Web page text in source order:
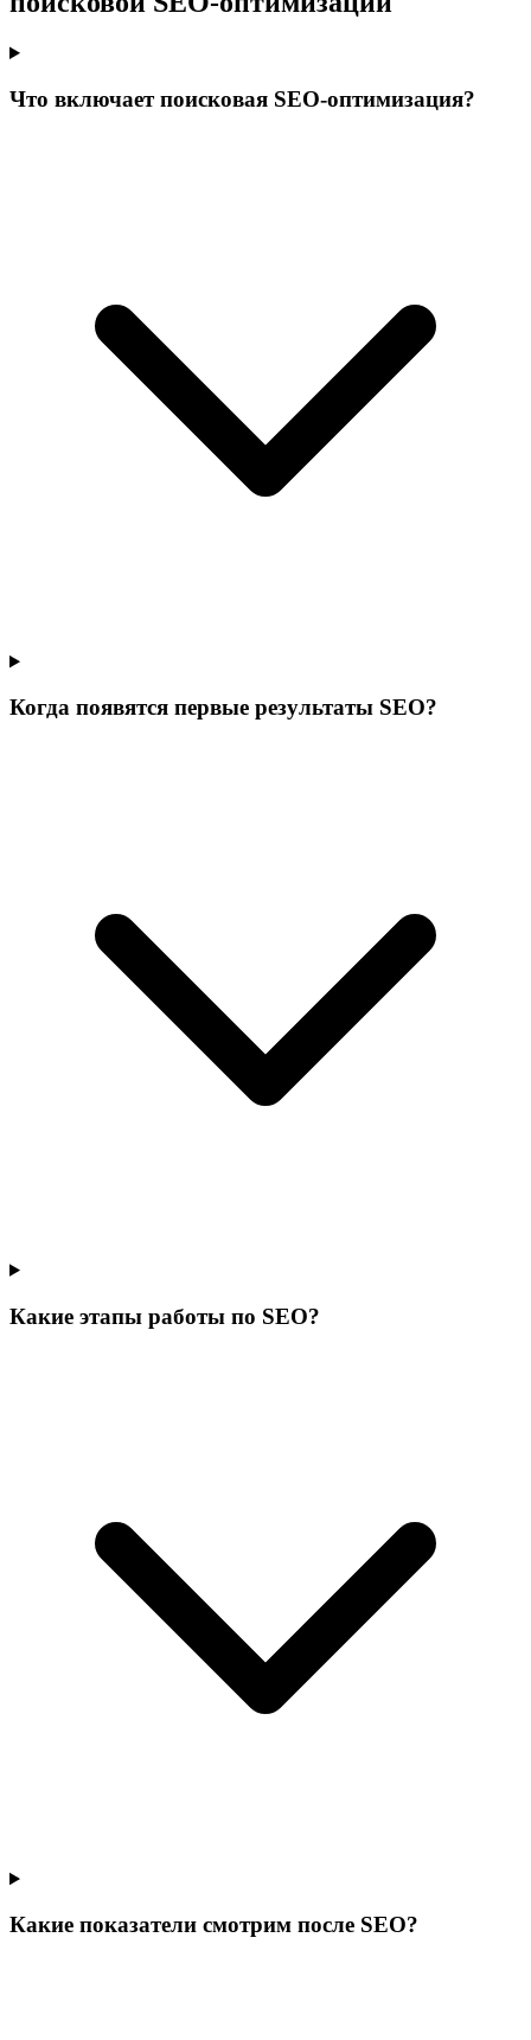
Что включает поисковая SEO-оптимизация?
Когда появятся первые результаты SEO?
Какие этапы работы по SEO?
Какие показатели смотрим после SEO?